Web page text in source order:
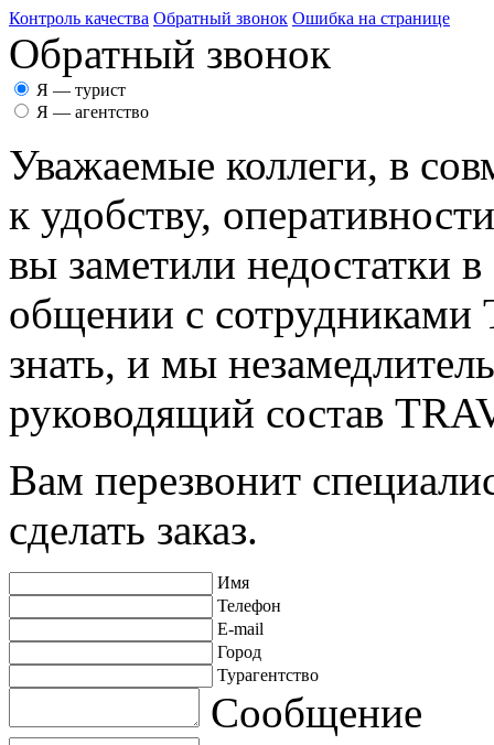
Контроль качества Обратный звонок Ошибка на странице
Обратный звонок
Я — турист
Я — агентство
Уважаемые коллеги, в
к удобству,
вы заметили недостатки
общении с
знать, и мы
руководящий состав
Вам перезвонит
сделать заказ.
Имя
Телефон
E-mail
Город
Турагентство
Сообщение